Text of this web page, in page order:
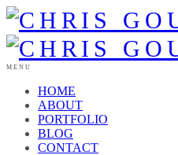
MENU
HOME
ABOUT
PORTFOLIO
BLOG
CONTACT